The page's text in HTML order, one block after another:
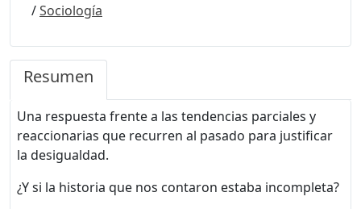
/Sociología
Resumen
Una respuesta frente a las tendencias parciales y
reaccionarias que recurren al pasado para justificar
la desigualdad.
¿Y si la historia que nos contaron estaba incompleta?